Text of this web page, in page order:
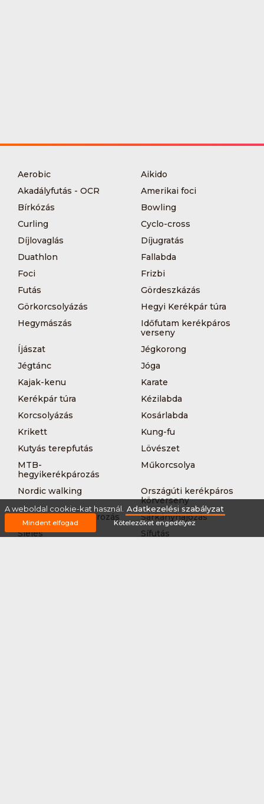
Aerobic
Aikido
Akadályfutás - OCR
Amerikai foci
Bírkózás
Bowling
Curling
Cyclo-cross
Díjlovaglás
Díjugratás
Duathlon
Fallabda
Foci
Frizbi
Futás
Gördeszkázás
Görkorcsolyázás
Hegyi Kerékpár túra
Hegymászás
Időfutam kerékpáros
verseny
Íjászat
Jégkorong
Jégtánc
Jóga
Kajak-kenu
Karate
Kerékpár túra
Kézilabda
Korcsolyázás
Kosárlabda
Krikett
Kung-fu
Kutyás terepfutás
Lövészet
MTB-
hegyikerékpározás
Műkorcsolya
Nordic walking
Országúti kerékpáros
körverseny
Országúti kerékpározás
Sárkányhajózás
Síelés
Sífutás
A weboldal cookie-kat használ. Adatkezelési szabályzat
Mindent elfogad Kötelezőket engedélyez